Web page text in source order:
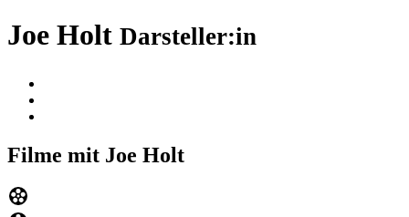
Joe Holt Darsteller:in
Filme mit Joe Holt